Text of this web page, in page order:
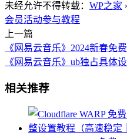
未经允许不得转载： WP之家
会员活动参与教程
上一篇
《网易云音乐》2024新春免
《网易云音乐》ub独占具体
相关推荐